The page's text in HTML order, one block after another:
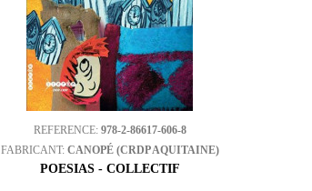
REFERENCE: 978-2-86617-606-8
FABRICANT: CANOPÉ (CRDP AQUITAINE)
POESIAS - COLLECTIF